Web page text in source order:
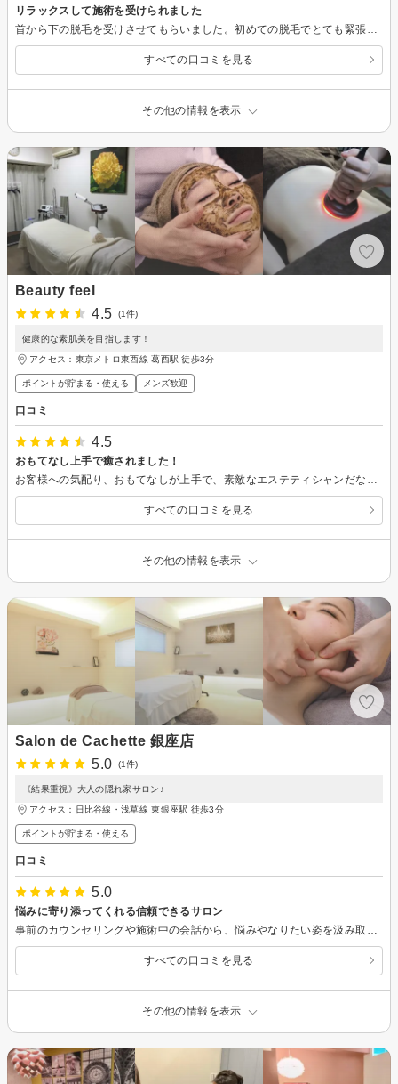
リラックスして施術を受けられました
すべての口コミを見る
その他の情報を表示
Beauty feel
4.5
(1件)
健康的な素肌美を目指します！
アクセス：東京メトロ東西線 葛西駅 徒歩3分
ポイントが貯まる・使える メンズ歓迎
口コミ
4.5
おもてなし上手で癒されました！
すべての口コミを見る
その他の情報を表示
Salon de Cachette 銀座店
5.0
(1件)
《結果重視》大人の隠れ家サロン♪
アクセス：日比谷線・浅草線 東銀座駅 徒歩3分
ポイントが貯まる・使える
口コミ
5.0
悩みに寄り添ってくれる信頼できるサロン
すべての口コミを見る
その他の情報を表示